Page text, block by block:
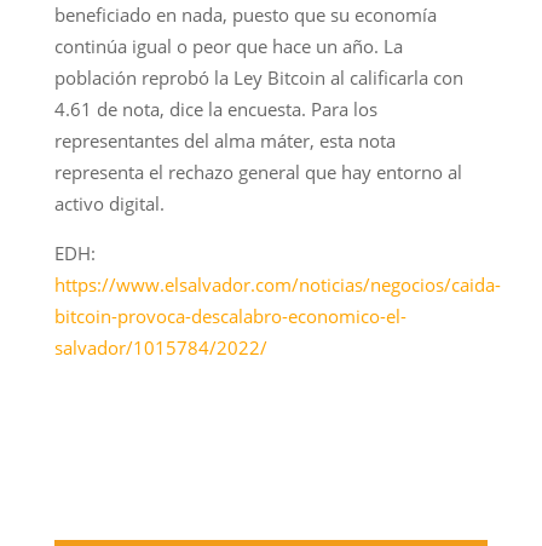
beneficiado en nada, puesto que su economía
continúa igual o peor que hace un año. La
población reprobó la Ley Bitcoin al calificarla con
4.61 de nota, dice la encuesta. Para los
representantes del alma máter, esta nota
representa el rechazo general que hay entorno al
activo digital.
EDH:
https://www.elsalvador.com/noticias/negocios/caida-
bitcoin-provoca-descalabro-economico-el-
salvador/1015784/2022/